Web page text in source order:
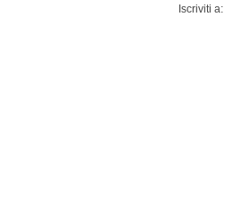
Iscriviti a: